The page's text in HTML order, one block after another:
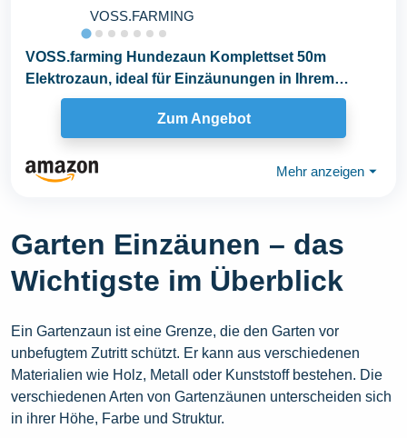
VOSS.FARMING
VOSS.farming Hundezaun Komplettset 50m
Elektrozaun, ideal für Einzäunungen in Ihrem
Garten, mit...
Zum Angebot
Mehr anzeigen ⏷
Garten Einzäunen – das
Wichtigste im Überblick
Ein Gartenzaun ist eine Grenze, die den Garten vor
unbefugtem Zutritt schützt. Er kann aus verschiedenen
Materialien wie Holz, Metall oder Kunststoff bestehen. Die
verschiedenen Arten von Gartenzäunen unterscheiden sich
in ihrer Höhe, Farbe und Struktur.